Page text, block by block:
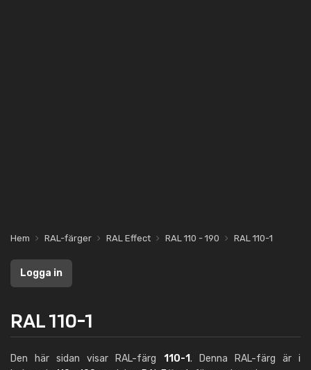
Hem RAL-färger RAL Effect RAL 110 - 190 RAL 110-1
Logga in
RAL 110-1
Den här sidan visar RAL-färg 110-1. Denna RAL-färg är i